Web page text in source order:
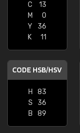
C
13
M
0
Y
36
K
11
CODE HSB/HSV
H
83
S
36
B
89